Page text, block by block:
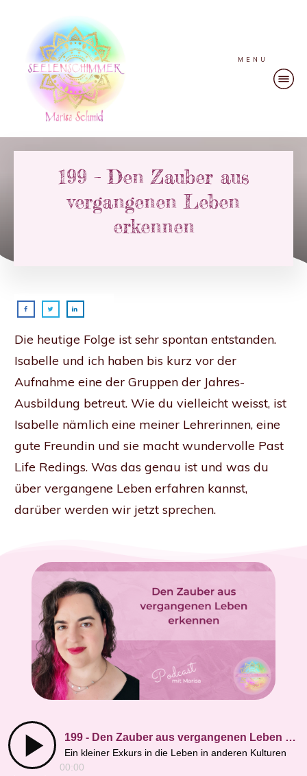
MENU
199 – Den Zauber aus
vergangenen Leben
erkennen
Die heutige Folge ist sehr spontan entstanden.
Isabelle und ich haben bis kurz vor der
Aufnahme eine der Gruppen der Jahres-
Ausbildung betreut. Wie du vielleicht weisst, ist
Isabelle nämlich eine meiner Lehrerinnen, eine
gute Freundin und sie macht wundervolle Past
Life Redings. Was das genau ist und was du
über vergangene Leben erfahren kannst,
darüber werden wir jetzt sprechen.